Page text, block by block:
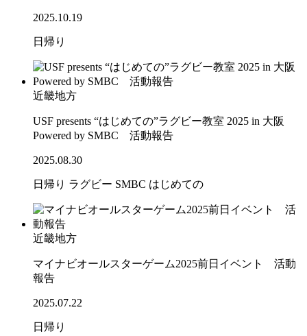
2025.10.19
日帰り
近畿地方
USF presents “はじめての”ラグビー教室 2025 in 大阪
Powered by SMBC 活動報告
2025.08.30
日帰り ラグビー SMBC はじめての
近畿地方
マイナビオールスターゲーム2025前日イベント 活動
報告
2025.07.22
日帰り